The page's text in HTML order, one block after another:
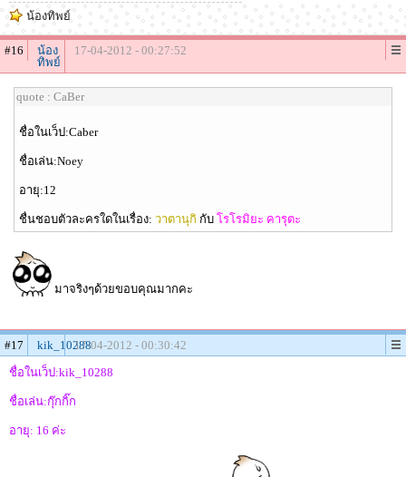
น้องทิพย์
#16
น้อง
ทิพย์
17-04-2012 - 00:27:52
quote : CaBer
ชื่อในเว็ป:Caber
ชื่อเล่น:Noey
อายุ:12
ชื่นชอบตัวละครใดในเรื่อง: วาตานุกิ กับ โรโรมิยะ คารุตะ
มาจริงๆด้วยขอบคุณมากคะ
#17 kik_1028817-04-2012 - 00:30:42
ชื่อในเว็ป:kik_10288
ชื่อเล่น:กุ๊กกิ๊ก
อายุ: 16 ค่ะ